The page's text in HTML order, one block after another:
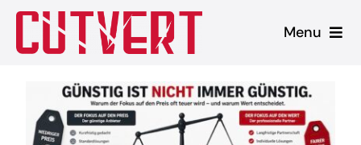
Zum
Inhalt
Menu
Shopware